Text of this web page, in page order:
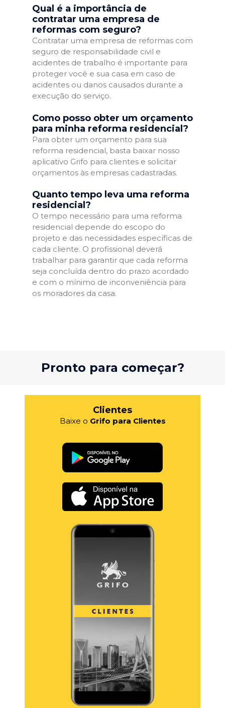
Qual é a importância de
contratar uma empresa de
reformas com seguro?
Contratar uma empresa de reformas com
seguro de responsabilidade civil e
acidentes de trabalho é importante para
proteger você e sua casa em caso de
acidentes ou danos causados durante a
execução do serviço.
Como posso obter um orçamento
para minha reforma residencial?
Para obter um orçamento para sua
reforma residencial, basta baixar nosso
aplicativo Grifo para clientes e solicitar
orçamentos às empresas cadastradas.
Quanto tempo leva uma reforma
residencial?
O tempo necessário para uma reforma
residencial depende do escopo do
projeto e das necessidades específicas de
cada cliente. O profissional deverá
trabalhar para garantir que cada reforma
seja concluída dentro do prazo acordado
e com o mínimo de inconveniência para
os moradores da casa.
Pronto para começar?
Clientes
Baixe o Grifo para Clientes